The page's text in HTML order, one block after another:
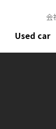
Used car
会